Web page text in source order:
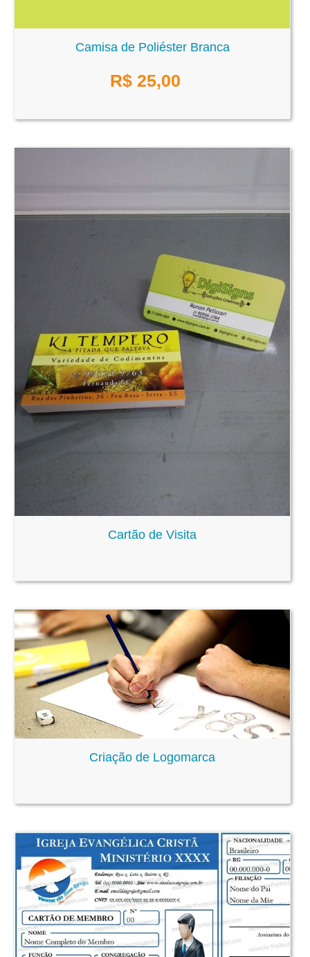
Camisa de Poliéster Branca
R$ 25,00
Cartão de Visita
Criação de Logomarca